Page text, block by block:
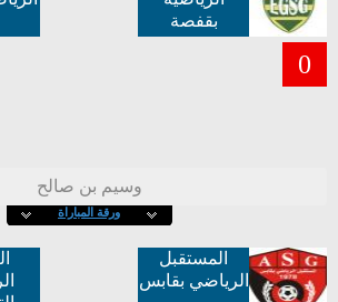
بقفصة
0
وسيم بن صالح
ورقة المباراة
المستقبل
الرياضي بقابس